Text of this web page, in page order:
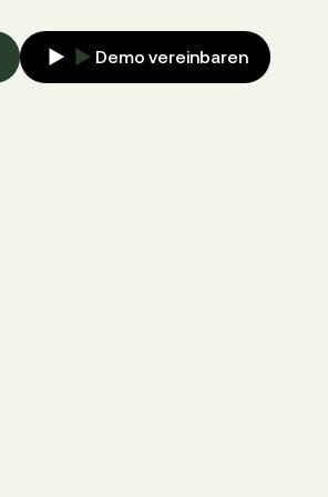
Demo vereinbaren